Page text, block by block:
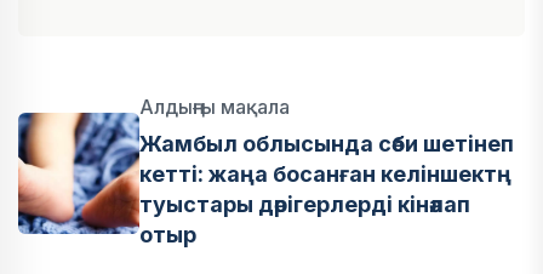
Алдыңғы мақала
Жамбыл облысында сәби шетінеп
кетті: жаңа босанған келіншектң
туыстары дәрігерлерді кінәлап
отыр